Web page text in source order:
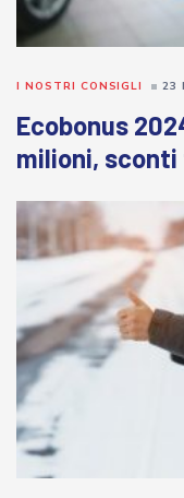
Ecobonus
milioni, sconti
I NOSTRI CONSIGLI 23